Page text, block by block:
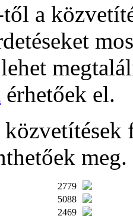
a
lehet
érhetőek el.
meg.
2779
5088
2469